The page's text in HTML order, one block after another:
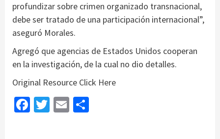
profundizar sobre crimen organizado transnacional,
debe ser tratado de una participación internacional”,
aseguró Morales.
Agregó que agencias de Estados Unidos cooperan
en la investigación, de la cual no dio detalles.
Original Resource Click Here
Facebook
Twitter
Email